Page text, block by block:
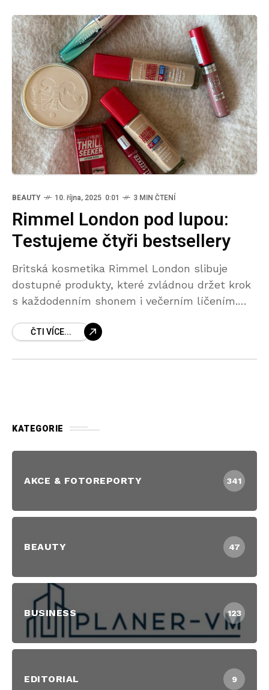
BEAUTY 10. října, 2025 0:01 3 MIN ČTENÍ
Rimmel London pod lupou:
Testujeme čtyři bestsellery
Britská kosmetika Rimmel London slibuje
dostupné produkty, které zvládnou držet krok
s každodenním shonem i večerním líčením.
otestovat jejich ikonický make-up, pudr,
ČTI VÍCE...
KATEGORIE
AKCE & FOTOREPORTY 341
BEAUTY 47
BUSINESS 123
EDITORIAL 9